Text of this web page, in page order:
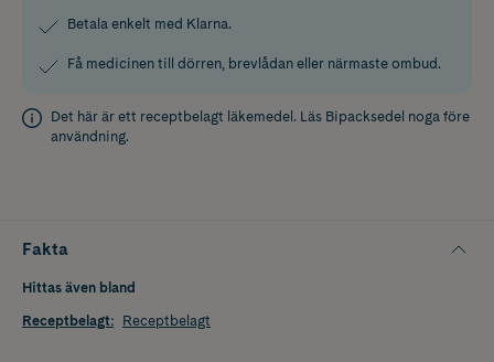
Betala enkelt med Klarna.
Få medicinen till dörren, brevlådan eller närmaste ombud.
Det här är ett receptbelagt läkemedel. Läs Bipacksedel noga före
användning.
Fakta
Hittas även bland
Receptbelagt: Receptbelagt